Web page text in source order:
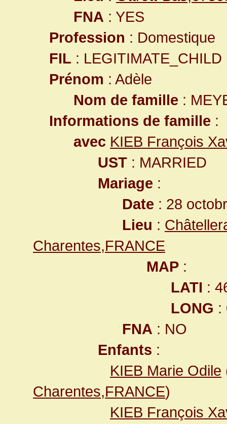
FNA : YES
Profession : Domestique
FIL : LEGITIMATE_CHILD
Prénom : Adèle
Nom de famille :
Informations de famille :
avec KIEB François
UST : MARRIED
Mariage :
Date : 28
Lieu :
Charentes,FRANCE
MAP :
LATI :
LONG :
FNA : NO
Enfants :
KIEB Marie Odile
Charentes,FRANCE)
KIEB François